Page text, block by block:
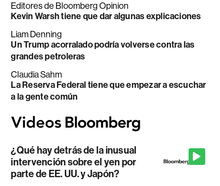
Editores de Bloomberg Opinion
Kevin Warsh tiene que dar algunas explicaciones
Liam Denning
Un Trump acorralado podría volverse contra las
grandes petroleras
Claudia Sahm
La Reserva Federal tiene que empezar a escuchar
a la gente común
¿Qué hay detrás de la inusual
intervención sobre el yen por
parte de EE. UU. y Japón?